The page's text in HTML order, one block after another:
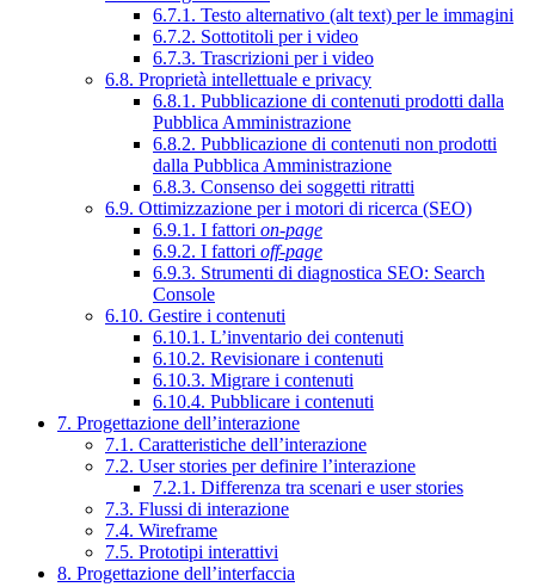
6.7.1. Testo alternativo (alt text) per le immagini
6.7.2. Sottotitoli per i video
6.7.3. Trascrizioni per i video
6.8. Proprietà intellettuale e privacy
6.8.1. Pubblicazione di contenuti prodotti dalla
Pubblica Amministrazione
6.8.2. Pubblicazione di contenuti non prodotti
dalla Pubblica Amministrazione
6.8.3. Consenso dei soggetti ritratti
6.9. Ottimizzazione per i motori di ricerca (SEO)
6.9.1. I fattori on-page
6.9.2. I fattori off-page
6.9.3. Strumenti di diagnostica SEO: Search
Console
6.10. Gestire i contenuti
6.10.1. L’inventario dei contenuti
6.10.2. Revisionare i contenuti
6.10.3. Migrare i contenuti
6.10.4. Pubblicare i contenuti
7. Progettazione dell’interazione
7.1. Caratteristiche dell’interazione
7.2. User stories per definire l’interazione
7.2.1. Differenza tra scenari e user stories
7.3. Flussi di interazione
7.4. Wireframe
7.5. Prototipi interattivi
8. Progettazione dell’interfaccia